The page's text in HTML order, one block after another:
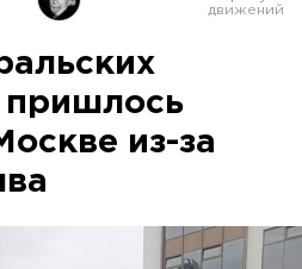
пришлось
из-за